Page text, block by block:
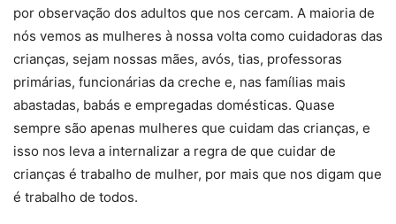
por observação dos adultos que nos cercam. A maioria de
nós vemos as mulheres à nossa volta como cuidadoras das
crianças, sejam nossas mães, avós, tias, professoras
primárias, funcionárias da creche e, nas famílias mais
abastadas, babás e empregadas domésticas. Quase
sempre são apenas mulheres que cuidam das crianças, e
isso nos leva a internalizar a regra de que cuidar de
crianças é trabalho de mulher, por mais que nos digam que
é trabalho de todos.